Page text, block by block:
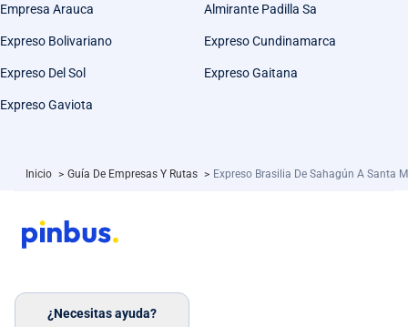
Empresa Arauca Almirante Padilla Sa
Expreso Bolivariano Expreso Cundinamarca
Expreso Del Sol Expreso Gaitana
Expreso Gaviota
Inicio > Guía De Empresas Y Rutas > Expreso Brasilia De Sahagún A Santa
¿Necesitas ayuda?